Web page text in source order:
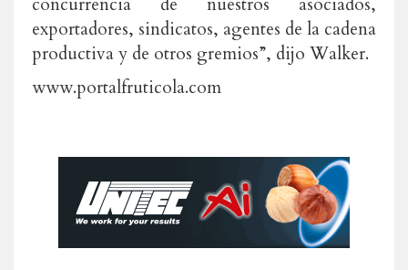
exportadores, sindicatos, agentes de la cadena
productiva y de otros gremios”, dijo Walker.
www.portalfruticola.com